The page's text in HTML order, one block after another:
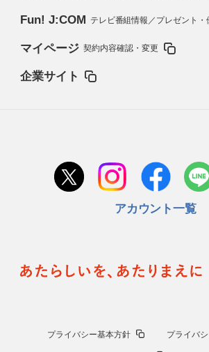
Fun! J:COM テレビ番組情報／プレゼント・
マイページ 契約内容確認・変更
企業サイト
アカウント一覧
プライバシー基本方針 プライバ